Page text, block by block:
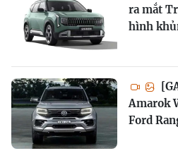
ra mắt
hình
Amarok
Ford